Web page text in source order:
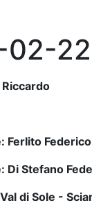
02-22
Ferlito Federico
Di Stefano
di Sole -